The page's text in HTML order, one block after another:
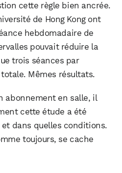
cette règle bien ancrée.
de Hong Kong ont
hebdomadaire de
pouvait réduire la
trois séances par
Mêmes résultats.
abonnement en salle, il
cette étude a été
dans quelles conditions.
toujours, se cache